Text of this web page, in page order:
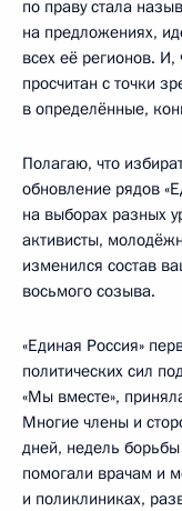
по праву стала
на предложениях,
всех её регионов.
просчитан с точки
в определённые,
Полагаю, что
обновление рядов
на выборах разных
активисты,
изменился состав
восьмого созыва.
«Единая Россия»
политических сил
«Мы вместе»,
Многие члены и
дней, недель
помогали врачам и
и поликлиниках,